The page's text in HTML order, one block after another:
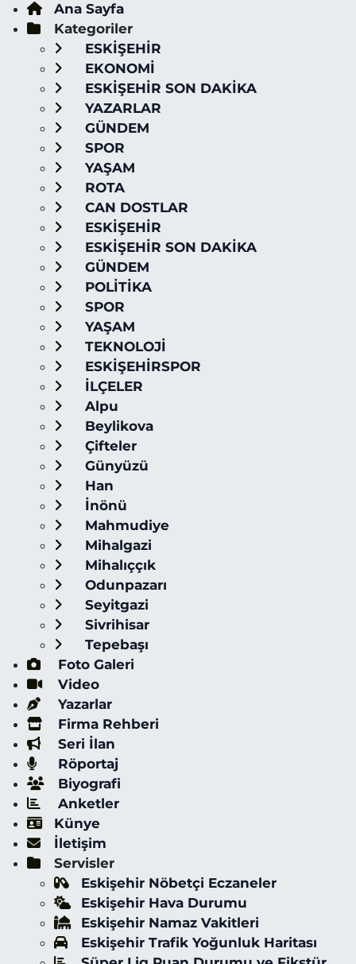
Ana Sayfa
Kategoriler
ESKİŞEHİR
EKONOMİ
ESKİŞEHİR SON DAKİKA
YAZARLAR
GÜNDEM
SPOR
YAŞAM
ROTA
CAN DOSTLAR
ESKİŞEHİR
ESKİŞEHİR SON DAKİKA
GÜNDEM
POLİTİKA
SPOR
YAŞAM
TEKNOLOJİ
ESKİŞEHİRSPOR
İLÇELER
Alpu
Beylikova
Çifteler
Günyüzü
Han
İnönü
Mahmudiye
Mihalgazi
Mihalıççık
Odunpazarı
Seyitgazi
Sivrihisar
Tepebaşı
Foto Galeri
Video
Yazarlar
Firma Rehberi
Seri İlan
Röportaj
Biyografi
Anketler
Künye
İletişim
Servisler
Eskişehir Nöbetçi Eczaneler
Eskişehir Hava Durumu
Eskişehir Namaz Vakitleri
Eskişehir Trafik Yoğunluk Haritası